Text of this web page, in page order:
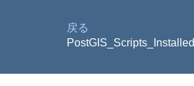
戻る
PostGIS_Scripts_Installed